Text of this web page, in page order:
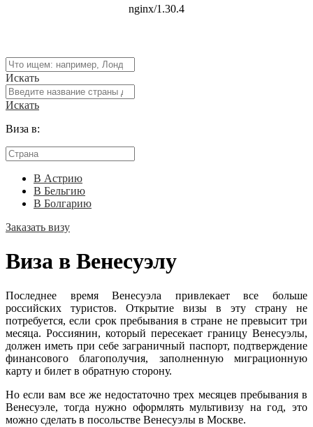
Искать
Искать
Виза в:
В Астрию
В Бельгию
В Болгарию
Заказать визу
Виза в Венесуэлу
Последнее время Венесуэла привлекает все больше
российских туристов. Открытие визы в эту страну не
потребуется, если срок пребывания в стране не превысит три
месяца. Россиянин, который пересекает границу Венесуэлы,
должен иметь при себе заграничный паспорт, подтверждение
финансового благополучия, заполненную миграционную
карту и билет в обратную сторону.
Но если вам все же недостаточно трех месяцев пребывания в
Венесуэле, тогда нужно оформлять мультивизу на год, это
можно сделать в посольстве Венесуэлы в Москве.